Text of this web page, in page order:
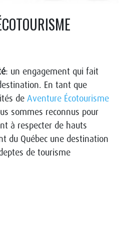
: un engagement qui fait
En tant que
de Aventure Écotourisme
sommes reconnus pour
à respecter de hauts
du Québec une destination
de tourisme